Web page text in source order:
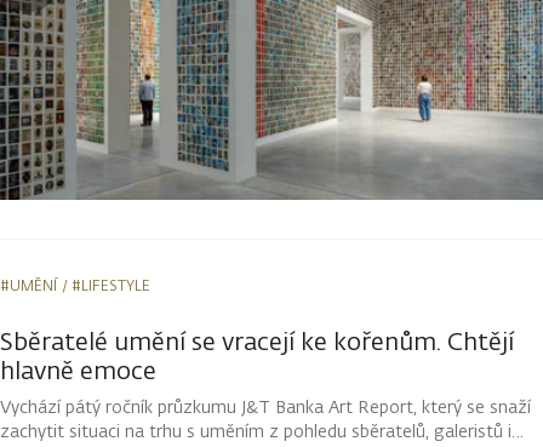
#UMĚNÍ #LIFESTYLE
Sběratelé umění se vracejí ke kořenům. Chtějí
hlavně emoce
Vychází pátý ročník průzkumu J&T Banka Art Report, který se snaží
zachytit situaci na trhu s uměním z pohledu sběratelů, galeristů i